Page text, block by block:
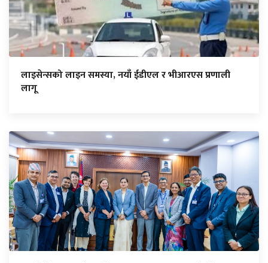
लाइसेन्सको लाइन समस्या, नयाँ ईडीएल र भीआरएस प्रणाली
लागू